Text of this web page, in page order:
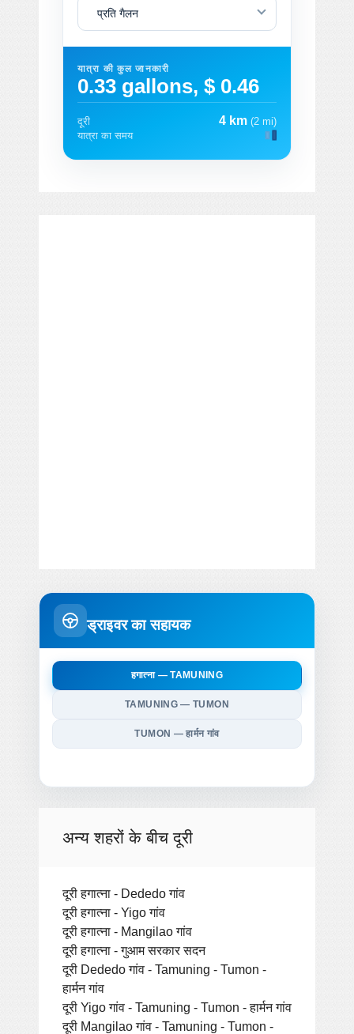
प्रति गैलन
यात्रा की कुल जानकारी
0.33 gallons, $ 0.46
दूरी 4 km (2 mi)
यात्रा का समय
ड्राइवर का सहायक
हगात्ना — TAMUNING
TAMUNING — TUMON
TUMON — हार्मन गांव
अन्य शहरों के बीच दूरी
दूरी हगात्ना - Dededo गांव
दूरी हगात्ना - Yigo गांव
दूरी हगात्ना - Mangilao गांव
दूरी हगात्ना - गुआम सरकार सदन
दूरी Dededo गांव - Tamuning - Tumon -
हार्मन गांव
दूरी Yigo गांव - Tamuning - Tumon - हार्मन गांव
दूरी Mangilao गांव - Tamuning - Tumon -